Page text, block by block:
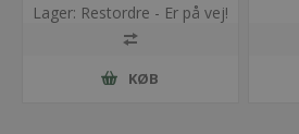
Lager: Restordre - Er på vej!
KØB